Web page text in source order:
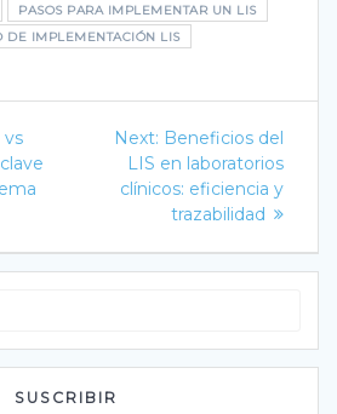
PASOS PARA IMPLEMENTAR UN LIS
DE IMPLEMENTACIÓN LIS
vs
Next: Next
post:
Beneficios del
LIS en laboratorios
clínicos: eficiencia y
trazabilidad
SUSCRIBIR